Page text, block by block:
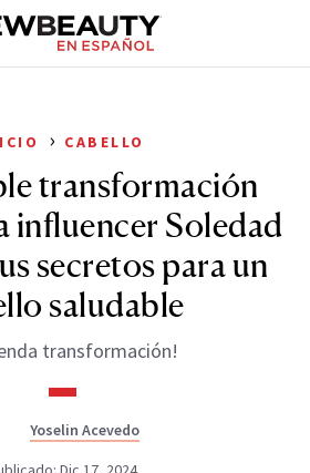
› CABELLO
transformación
influencer Soledad
secretos para un
saludable
transformación!
Yoselin Acevedo